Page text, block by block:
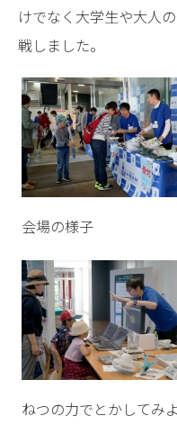
けでなく大学生や大人
戦しました。
会場の様子
ねつの力でとかしてみ